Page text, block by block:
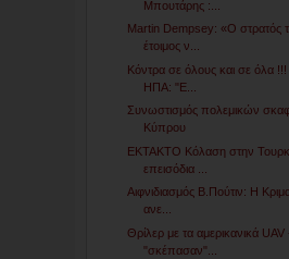
Μπουτάρης :...
Martin Dempsey: «Ο στρατός
έτοιμος ν...
Κόντρα σε όλους και σε όλα
ΗΠΑ: "Ε...
Συνωστισμός πολεμικών
Κύπρου
EKTAKTO Κόλαση στην
επεισόδια ...
Αιφνιδιασμός Β.Πούτιν: H
ανε...
Θρίλερ με τα αμερικανικά
"σκέπασαν"...